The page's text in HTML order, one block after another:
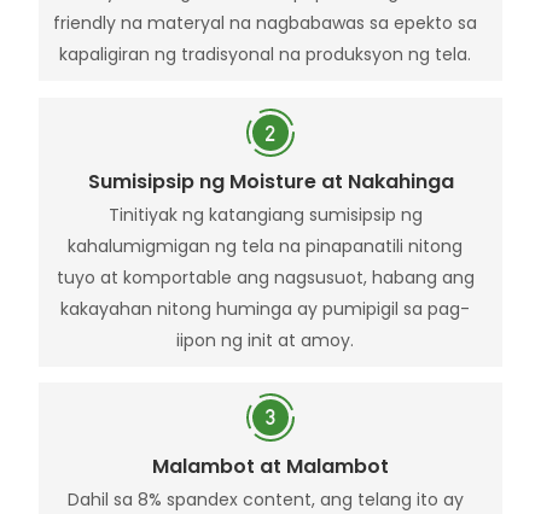
friendly na materyal na nagbabawas sa epekto sa
kapaligiran ng tradisyonal na produksyon ng tela.
Sumisipsip ng Moisture at Nakahinga
Tinitiyak ng katangiang sumisipsip ng
kahalumigmigan ng tela na pinapanatili nitong
tuyo at komportable ang nagsusuot, habang ang
kakayahan nitong huminga ay pumipigil sa pag-
iipon ng init at amoy.
Malambot at Malambot
Dahil sa 8% spandex content, ang telang ito ay